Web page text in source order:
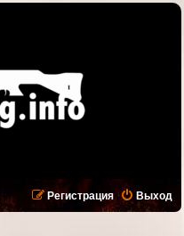
Выход
Регистрация